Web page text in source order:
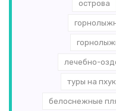
острова
лечебно-
туры на
белоснежные